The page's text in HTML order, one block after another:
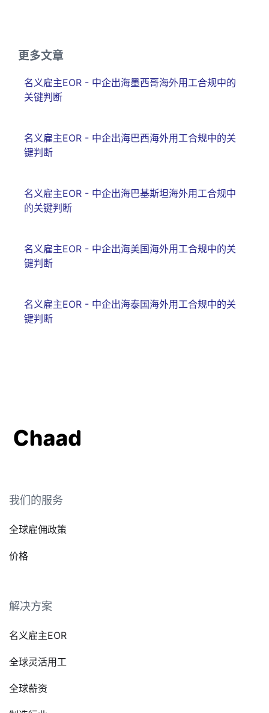
更多文章
名义雇主EOR - 中企出海墨西哥海外用工合规中的
关键判断
名义雇主EOR - 中企出海巴西海外用工合规中的关
键判断
名义雇主EOR - 中企出海巴基斯坦海外用工合规中
的关键判断
名义雇主EOR - 中企出海美国海外用工合规中的关
键判断
名义雇主EOR - 中企出海泰国海外用工合规中的关
键判断
我们的服务
全球雇佣政策
价格
解决方案
名义雇主EOR
全球灵活用工
全球薪资